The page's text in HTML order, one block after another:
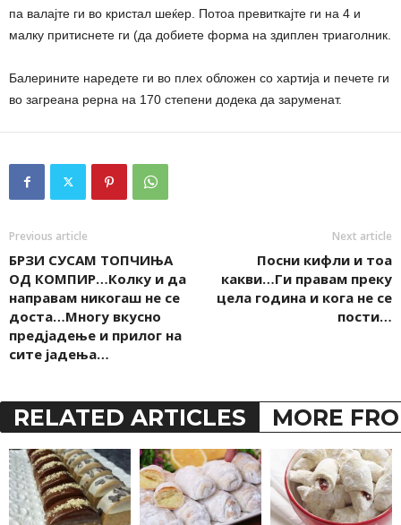
па валајте ги во кристал шеќер. Потоа превиткајте ги на 4 и
малку притиснете ги (да добиете форма на здиплен триаголник.
Балерините наредете ги во плех обложен со хартија и печете ги
во загреана рерна на 170 степени додека да заруменат.
Previous article
БРЗИ СУСАМ ТОПЧИЊА
ОД КОМПИР…Колку и да
направам никогаш не се
доста…Многу вкусно
предјадење и прилог на
сите јадења…
Next article
Посни кифли и тоа
какви…Ги правам преку
цела година и кога не се
пости…
RELATED ARTICLES MORE